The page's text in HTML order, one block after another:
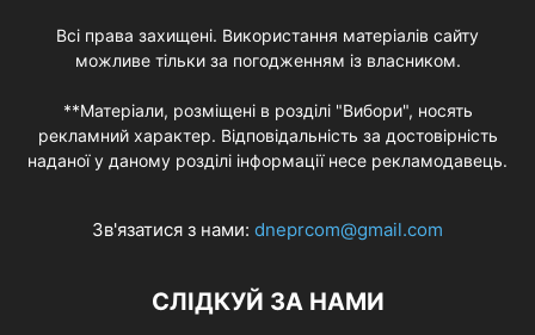
Всі права захищені. Використання матеріалів сайту
можливе тільки за погодженням із власником.
**Матеріали, розміщені в розділі "Вибори", носять
рекламний характер. Відповідальність за достовірність
наданої у даному розділі інформації несе рекламодавець.
Зв'язатися з нами: dneprcom@gmail.com
СЛІДКУЙ ЗА НАМИ